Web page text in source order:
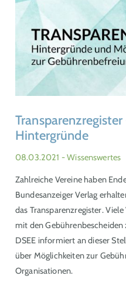
Hintergründe
08.03.2021 - Wissenswertes
Zahlreiche Vereine haben
Bundesanzeiger Verlag
das Transparenzregister.
mit den
DSEE informiert an dieser
über Möglichkeiten zur
Organisationen.